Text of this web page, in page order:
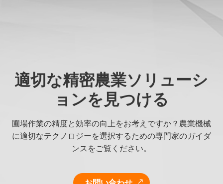
適切な精密農業ソリューシ
ョンを見つける
圃場作業の精度と効率の向上をお考えですか？農業機械
に適切なテクノロジーを選択するための専門家のガイダ
ンスをご覧ください。